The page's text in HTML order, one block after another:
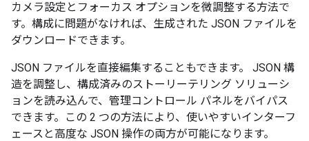
カメラ設定とフォーカス オプションを微調整する方法で
す。構成に問題がなければ、生成された JSON ファイルを
ダウンロードできます。
JSON ファイルを直接編集することもできます。 JSON 構
造を調整し、構成済みのストーリーテリング ソリューシ
ョンを読み込んで、管理コントロール パネルをバイパス
できます。この 2 つの方法により、使いやすいインターフ
ェースと高度な JSON 操作の両方が可能になります。